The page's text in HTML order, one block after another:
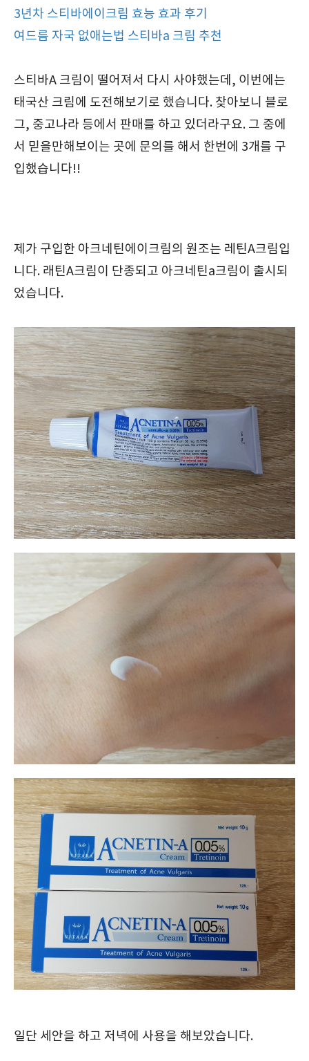
3년차 스티바에이크림 효능 효과 후기
여드름 자국 없애는법 스티바a 크림 추천
스티바A 크림이 떨어져서 다시 사야했는데, 이번에는
태국산 크림에 도전해보기로 했습니다. 찾아보니 블로
그, 중고나라 등에서 판매를 하고 있더라구요. 그 중에
서 믿을만해보이는 곳에 문의를 해서 한번에 3개를 구
입했습니다!!
제가 구입한 아크네틴에이크림의 원조는 레틴A크림입
니다. 래틴A크림이 단종되고 아크네틴a크림이 출시되
었습니다.
일단 세안을 하고 저녁에 사용을 해보았습니다.